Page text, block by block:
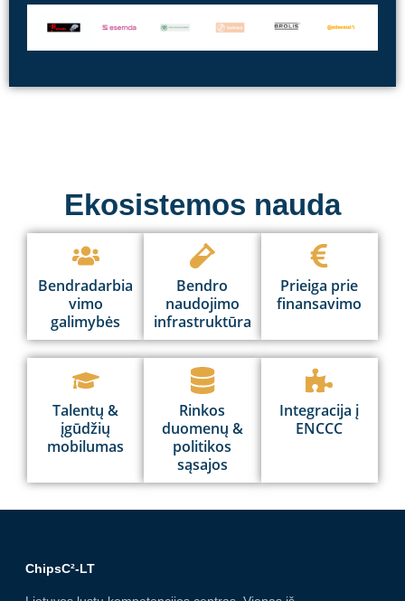
Ekosistemos nauda
Bendradarbia
vimo
galimybės
Bendro
naudojimo
infrastruktūra
Prieiga prie
finansavimo
Talentų &
įgūdžių
mobilumas
Rinkos
duomenų &
politikos
sąsajos
Integracija į
ENCCC
ChipsC²-LT